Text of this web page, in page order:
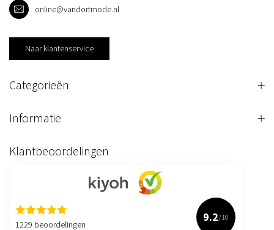
online@vandortmode.nl
Naar klantenservice
Categorieën
Informatie
Klantbeoordelingen
1229 beoordelingen
9.2/10